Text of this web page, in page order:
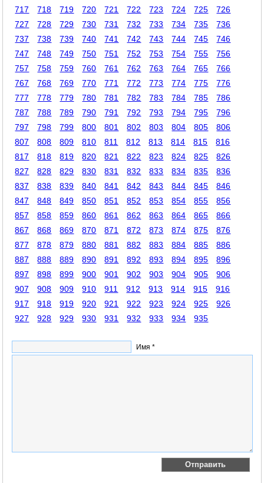
717
718 719 720 721 722 723 724 725
726
727
728 729 730 731 732 733 734 735
736
737
738 739 740 741 742 743 744 745
746
747
748 749 750 751 752 753 754 755
756
757
758 759 760 761 762 763 764 765
766
767
768 769 770 771 772 773 774 775
776
777
778 779 780 781 782 783 784 785
786
787
788 789 790 791 792 793 794 795
796
797
798 799 800 801 802 803 804 805
806
807
808 809 810 811 812 813 814 815
816
817
818 819 820 821 822 823 824 825
826
827
828 829 830 831 832 833 834 835
836
837
838 839 840 841 842 843 844 845
846
847
848 849 850 851 852 853 854 855
856
857
858 859 860 861 862 863 864 865
866
867
868 869 870 871 872 873 874 875
876
877
878 879 880 881 882 883 884 885
886
887
888 889 890 891 892 893 894 895
896
897
898 899 900 901 902 903 904 905
906
907
908 909 910 911 912 913 914 915
916
917
918 919 920 921 922 923 924 925
926
927
928 929 930 931 932 933 934 935
Имя *